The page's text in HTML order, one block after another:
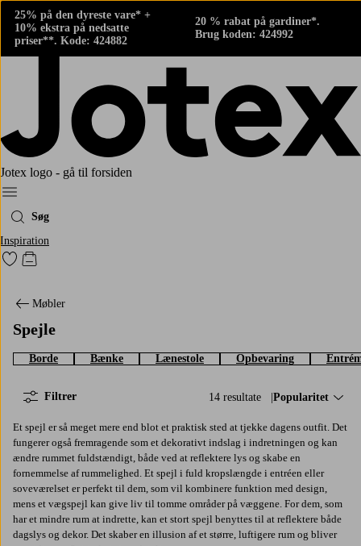
25% på den dyreste vare* +
10% ekstra på nedsatte
priser**. Kode: 424882
20 % rabat på gardiner*.
Brug koden: 424992
Jotex logo - gå til forsiden
Menu
Søg
Inspiration
Gå til favoritmarkerede produkter
Gå til indkøbskurven
Møbler
Spejle
Borde Bænke Lænestole Opbevaring
14 resultate Sorter efter:
Popularitet
Filtrer
Et spejl er så meget mere end blot et praktisk sted at tjekke dagens outfit. Det
fungerer også fremragende som et dekorativt indslag i indretningen og kan
ændre rummet fuldstændigt, både ved at reflektere lys og skabe en
fornemmelse af rummelighed. Et spejl i fuld kropslængde i entréen eller
soveværelset er perfekt til dem, som vil kombinere funktion med design,
mens et vægspejl kan give liv til tomme områder på væggene. For dem, som
har et mindre rum at indrette, kan et stort spejl benyttes til at reflektere både
dagslys og dekor. Det skaber en illusion af et større, luftigere rum og bliver